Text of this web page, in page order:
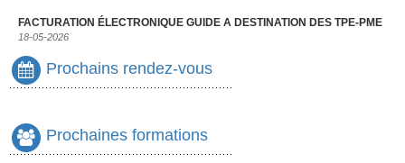
FACTURATION ÉLECTRONIQUE GUIDE A DESTINATION DES TPE-PME
18-05-2026
Prochains rendez-vous
Prochaines formations